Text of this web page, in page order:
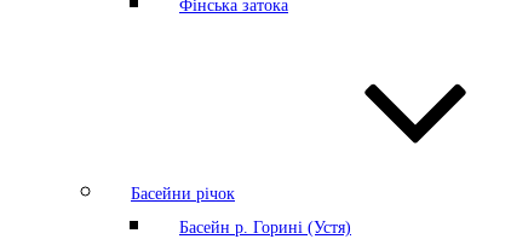
Фінська затока
Басейни річок
Басейн р. Горині (Устя)